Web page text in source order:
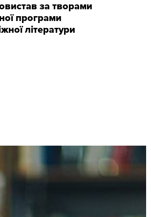
за творами
програми
літератури